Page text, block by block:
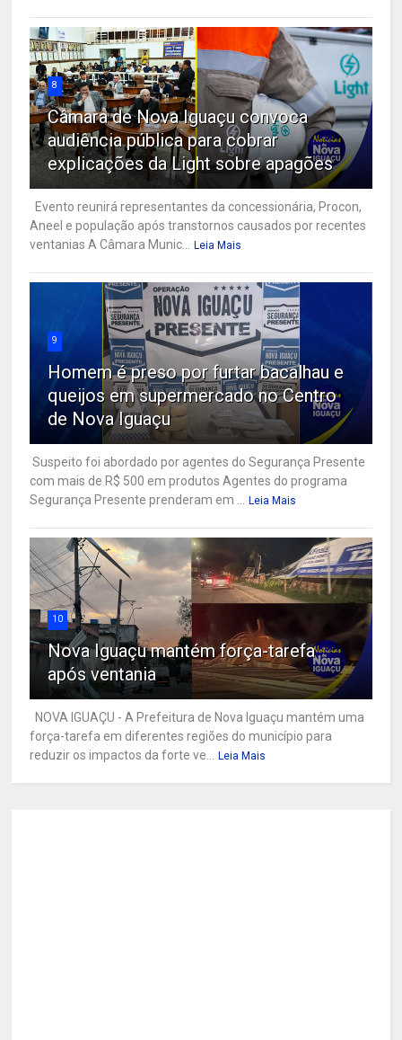
8
Câmara de Nova Iguaçu convoca
audiência pública para cobrar
explicações da Light sobre apagões
Evento reunirá representantes da concessionária, Procon,
Aneel e população após transtornos causados por recentes
ventanias A Câmara Munic... Leia Mais
9
Homem é preso por furtar bacalhau e
queijos em supermercado no Centro
de Nova Iguaçu
Suspeito foi abordado por agentes do Segurança Presente
com mais de R$ 500 em produtos Agentes do programa
Segurança Presente prenderam em ... Leia Mais
10
Nova Iguaçu mantém força-tarefa
após ventania
NOVA IGUAÇU - A Prefeitura de Nova Iguaçu mantém uma
força-tarefa em diferentes regiões do município para
reduzir os impactos da forte ve... Leia Mais